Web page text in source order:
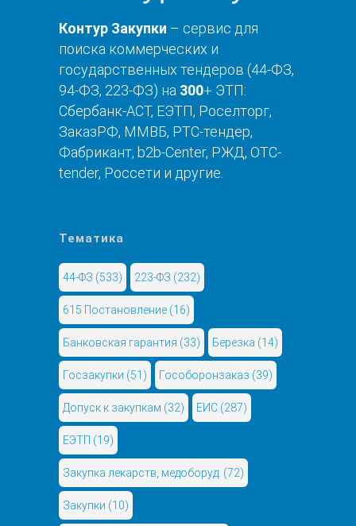
Контур Закупки – сервис для
поиска коммерческих и
государственных тендеров (44-ФЗ,
94-ФЗ, 223-ФЗ) на 300+ ЭТП:
Сбербанк-АСТ, ЕЭТП, Роселторг,
ЗаказРФ, ММВБ, РТС-тендер,
Фабрикант, b2b-Center, РЖД, OTC-
tender, Россети и другие.
Тематика
44-ФЗ (533) 223-ФЗ (232)
615 Постановление (16)
Банковская гарантия (33) Березка (14)
Госзакупки (51) Гособоронзаказ (39)
Допуск к закупкам (32) ЕИС (287)
ЕЭТП (19)
Закупка лекарств, медоборуд. (72)
Закупки (10)